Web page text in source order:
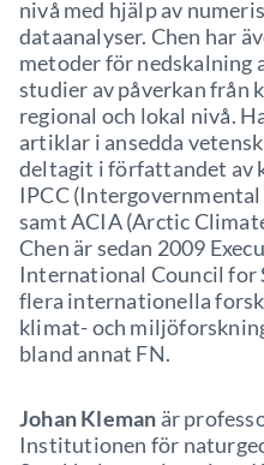
nivå med hjälp av
dataanalyser. Chen har
metoder för nedskalning
studier av påverkan från
regional och lokal nivå.
artiklar i ansedda
deltagit i författandet av
IPCC
samt ACIA (Arctic
Chen är sedan 2009
International Council for
flera internationella
klimat- och
bland annat FN.
Johan Kleman är
Institutionen för